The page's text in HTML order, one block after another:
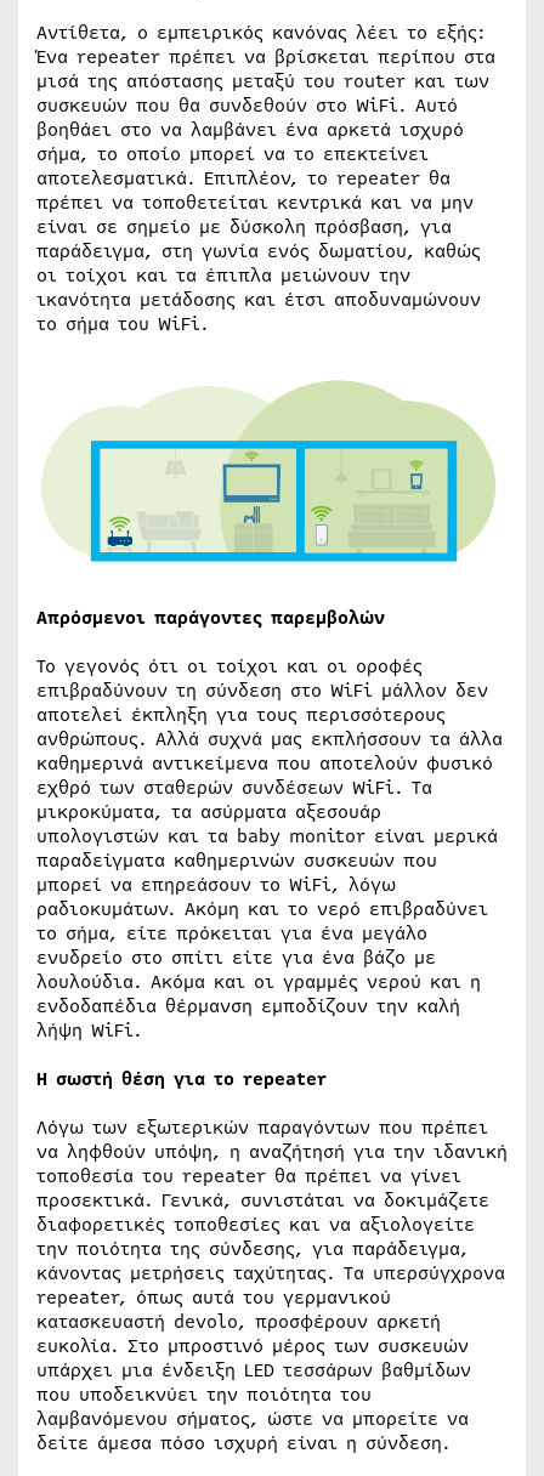
Αντίθετα, ο εμπειρικός κανόνας λέει το εξής:
Ένα repeater πρέπει να βρίσκεται περίπου στα
μισά της απόστασης μεταξύ του router και των
συσκευών που θα συνδεθούν στο WiFi. Αυτό
βοηθάει στο να λαμβάνει ένα αρκετά ισχυρό
σήμα, το οποίο μπορεί να το επεκτείνει
αποτελεσματικά. Επιπλέον, το repeater θα
πρέπει να τοποθετείται κεντρικά και να μην
είναι σε σημείο με δύσκολη πρόσβαση, για
παράδειγμα, στη γωνία ενός δωματίου, καθώς
οι τοίχοι και τα έπιπλα μειώνουν την
ικανότητα μετάδοσης και έτσι αποδυναμώνουν
το σήμα του WiFi.
Απρόσμενοι παράγοντες παρεμβολών
Το γεγονός ότι οι τοίχοι και οι οροφές
επιβραδύνουν τη σύνδεση στο WiFi μάλλον δεν
αποτελεί έκπληξη για τους περισσότερους
ανθρώπους. Αλλά συχνά μας εκπλήσσουν τα άλλα
καθημερινά αντικείμενα που αποτελούν φυσικό
εχθρό των σταθερών συνδέσεων WiFi. Τα
μικροκύματα, τα ασύρματα αξεσουάρ
υπολογιστών και τα baby monitor είναι μερικά
παραδείγματα καθημερινών συσκευών που
μπορεί να επηρεάσουν το WiFi, λόγω
ραδιοκυμάτων. Ακόμη και το νερό επιβραδύνει
το σήμα, είτε πρόκειται για ένα μεγάλο
ενυδρείο στο σπίτι είτε για ένα βάζο με
λουλούδια. Ακόμα και οι γραμμές νερού και η
ενδοδαπέδια θέρμανση εμποδίζουν την καλή
λήψη WiFi.
H σωστή θέση για το repeater
Λόγω των εξωτερικών παραγόντων που πρέπει
να ληφθούν υπόψη, η αναζήτησή για την ιδανική
τοποθεσία του repeater θα πρέπει να γίνει
προσεκτικά. Γενικά, συνιστάται να δοκιμάζετε
διαφορετικές τοποθεσίες και να αξιολογείτε
την ποιότητα της σύνδεσης, για παράδειγμα,
κάνοντας μετρήσεις ταχύτητας. Τα υπερσύγχρονα
repeater, όπως αυτά του γερμανικού
κατασκευαστή devolo, προσφέρουν αρκετή
ευκολία. Στο μπροστινό μέρος των συσκευών
υπάρχει μια ένδειξη LED τεσσάρων βαθμίδων
που υποδεικνύει την ποιότητα του
λαμβανόμενου σήματος, ώστε να μπορείτε να
δείτε άμεσα πόσο ισχυρή είναι η σύνδεση.